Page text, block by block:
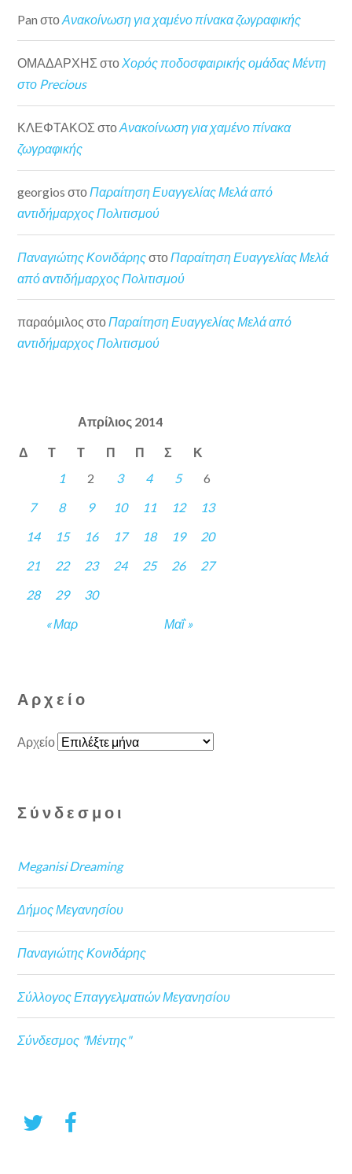
Pan στοΑνακοίνωση για χαμένο πίνακα ζωγραφικής
ΟΜΑΔΑΡΧΗΣ στοΧορός ποδοσφαιρικής ομάδας Μέντη
στο Precious
ΚΛΕΦΤΑΚΟΣ στοΑνακοίνωση για χαμένο πίνακα
ζωγραφικής
georgios στοΠαραίτηση Ευαγγελίας Μελά από
αντιδήμαρχος Πολιτισμού
Παναγιώτης Κονιδάρηςστο Παραίτηση Ευαγγελίας Μελά
από αντιδήμαρχος Πολιτισμού
παραόμιλος στοΠαραίτηση Ευαγγελίας Μελά από
αντιδήμαρχος Πολιτισμού
Απρίλιος 2014
Δ Τ Τ Π Π Σ Κ
« Μαρ Μαΐ »
1 2 3 4 5
6
7
8 9 10 11 12
13
14
15 16 17 18 19
20
21
22 23 24 25 26
27
28
29 30
Αρχείο
Αρχείο
Σύνδεσμοι
Meganisi Dreaming
Δήμος Μεγανησίου
Παναγιώτης Κονιδάρης
Σύλλογος Επαγγελματιών Μεγανησίου
Σύνδεσμος "Μέντης"